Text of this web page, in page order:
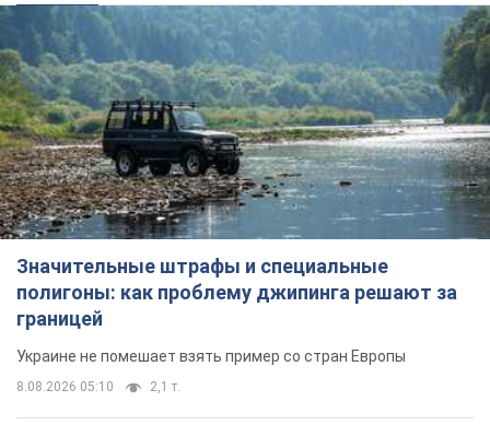
Значительные штрафы и специальные
полигоны: как проблему джипинга решают за
границей
Украине не помешает взять пример со стран Европы
8.08.2026 05:10 2,1 т.